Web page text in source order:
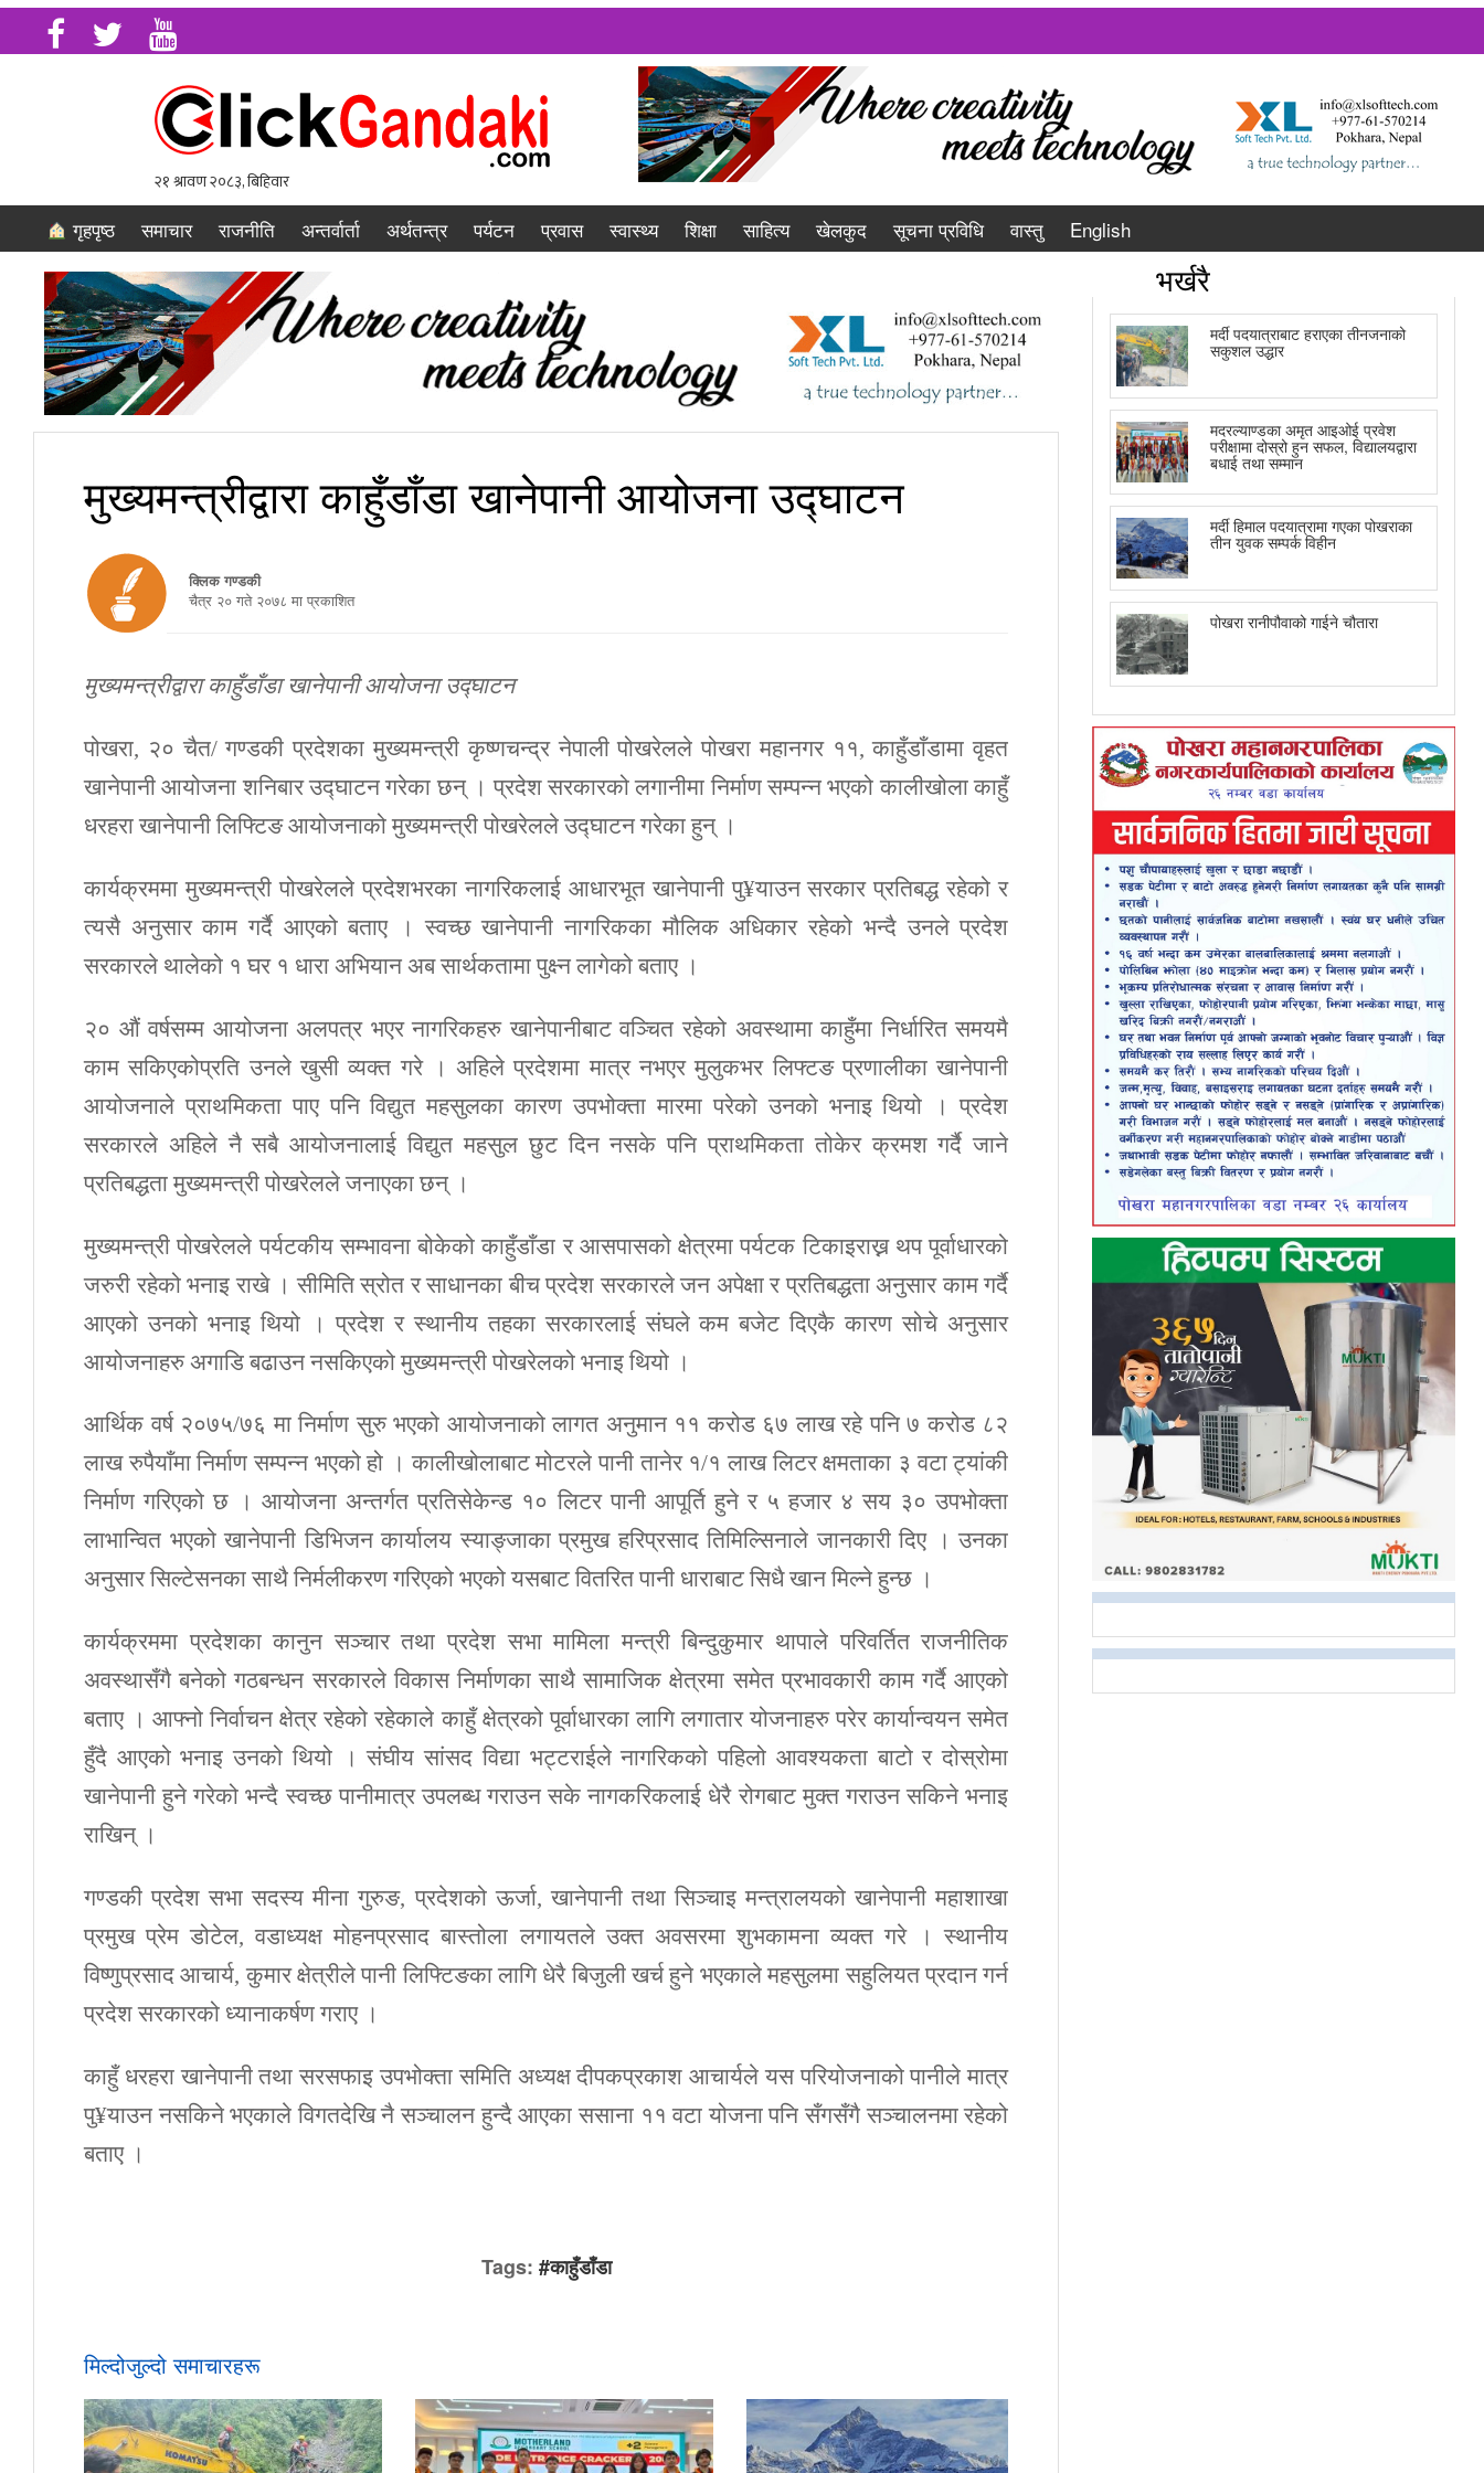
गृहपृष्ठ समाचार राजनीति अन्तर्वार्ता अर्थतन्त्र पर्यटन प्रवास स्वास्थ्य शिक्षा साहित्य खेलकुद सूचना प्रविधि वास्तु English
मुख्यमन्त्रीद्वारा काहुँडाँडा खानेपानी आयोजना उद्घाटन
क्लिक गण्डकी
चैत्र २० गते २०७८ मा प्रकाशित
मुख्यमन्त्रीद्वारा काहुँडाँडा खानेपानी आयोजना उद्घाटन
पोखरा, २० चैत/ गण्डकी प्रदेशका मुख्यमन्त्री कृष्णचन्द्र नेपाली पोखरेलले पोखरा महानगर ११, काहुँडाँडामा वृहत
खानेपानी आयोजना शनिबार उद्घाटन गरेका छन् । प्रदेश सरकारको लगानीमा निर्माण सम्पन्न भएको कालीखोला काहुँ
धरहरा खानेपानी लिफ्टिङ आयोजनाको मुख्यमन्त्री पोखरेलले उद्घाटन गरेका हुन् ।
कार्यक्रममा मुख्यमन्त्री पोखरेलले प्रदेशभरका नागरिकलाई आधारभूत खानेपानी पु¥याउन सरकार प्रतिबद्ध रहेको र
त्यसै अनुसार काम गर्दै आएको बताए । स्वच्छ खानेपानी नागरिकका मौलिक अधिकार रहेको भन्दै उनले प्रदेश
सरकारले थालेको १ घर १ धारा अभियान अब सार्थकतामा पुक्ष्न लागेको बताए ।
२० औं वर्षसम्म आयोजना अलपत्र भएर नागरिकहरु खानेपानीबाट वञ्चित रहेको अवस्थामा काहुँमा निर्धारित समयमै
काम सकिएकोप्रति उनले खुसी व्यक्त गरे । अहिले प्रदेशमा मात्र नभएर मुलुकभर लिफ्टङ प्रणालीका खानेपानी
आयोजनाले प्राथमिकता पाए पनि विद्युत महसुलका कारण उपभोक्ता मारमा परेको उनको भनाइ थियो । प्रदेश
सरकारले अहिले नै सबै आयोजनालाई विद्युत महसुल छुट दिन नसके पनि प्राथमिकता तोकेर क्रमश गर्दै जाने
प्रतिबद्धता मुख्यमन्त्री पोखरेलले जनाएका छन् ।
मुख्यमन्त्री पोखरेलले पर्यटकीय सम्भावना बोकेको काहुँडाँडा र आसपासको क्षेत्रमा पर्यटक टिकाइराख्न थप पूर्वाधारको
जरुरी रहेको भनाइ राखे । सीमिति स्रोत र साधानका बीच प्रदेश सरकारले जन अपेक्षा र प्रतिबद्धता अनुसार काम गर्दै
आएको उनको भनाइ थियो । प्रदेश र स्थानीय तहका सरकारलाई संघले कम बजेट दिएकै कारण सोचे अनुसार
आयोजनाहरु अगाडि बढाउन नसकिएको मुख्यमन्त्री पोखरेलको भनाइ थियो ।
आर्थिक वर्ष २०७५/७६ मा निर्माण सुरु भएको आयोजनाको लागत अनुमान ११ करोड ६७ लाख रहे पनि ७ करोड ८२
लाख रुपैयाँमा निर्माण सम्पन्न भएको हो । कालीखोलाबाट मोटरले पानी तानेर १/१ लाख लिटर क्षमताका ३ वटा ट्यांकी
निर्माण गरिएको छ । आयोजना अन्तर्गत प्रतिसेकेन्ड १० लिटर पानी आपूर्ति हुने र ५ हजार ४ सय ३० उपभोक्ता
लाभान्वित भएको खानेपानी डिभिजन कार्यालय स्याङ्जाका प्रमुख हरिप्रसाद तिमिल्सिनाले जानकारी दिए । उनका
अनुसार सिल्टेसनका साथै निर्मलीकरण गरिएको भएको यसबाट वितरित पानी धाराबाट सिधै खान मिल्ने हुन्छ ।
कार्यक्रममा प्रदेशका कानुन सञ्चार तथा प्रदेश सभा मामिला मन्त्री बिन्दुकुमार थापाले परिवर्तित राजनीतिक
अवस्थासँगै बनेको गठबन्धन सरकारले विकास निर्माणका साथै सामाजिक क्षेत्रमा समेत प्रभावकारी काम गर्दै आएको
बताए । आफ्नो निर्वाचन क्षेत्र रहेको रहेकाले काहुँ क्षेत्रको पूर्वाधारका लागि लगातार योजनाहरु परेर कार्यान्वयन समेत
हुँदै आएको भनाइ उनको थियो । संघीय सांसद विद्या भट्टराईले नागरिकको पहिलो आवश्यकता बाटो र दोस्रोमा
खानेपानी हुने गरेको भन्दै स्वच्छ पानीमात्र उपलब्ध गराउन सके नागकरिकलाई धेरै रोगबाट मुक्त गराउन सकिने भनाइ
राखिन् ।
गण्डकी प्रदेश सभा सदस्य मीना गुरुङ, प्रदेशको ऊर्जा, खानेपानी तथा सिञ्चाइ मन्त्रालयको खानेपानी महाशाखा
प्रमुख प्रेम डोटेल, वडाध्यक्ष मोहनप्रसाद बास्तोला लगायतले उक्त अवसरमा शुभकामना व्यक्त गरे । स्थानीय
विष्णुप्रसाद आचार्य, कुमार क्षेत्रीले पानी लिफ्टिङका लागि धेरै बिजुली खर्च हुने भएकाले महसुलमा सहुलियत प्रदान गर्न
प्रदेश सरकारको ध्यानाकर्षण गराए ।
काहुँ धरहरा खानेपानी तथा सरसफाइ उपभोक्ता समिति अध्यक्ष दीपकप्रकाश आचार्यले यस परियोजनाको पानीले मात्र
पु¥याउन नसकिने भएकाले विगतदेखि नै सञ्चालन हुन्दै आएका ससाना ११ वटा योजना पनि सँगसँगै सञ्चालनमा रहेको
बताए ।
Tags: #काहुँडाँडा
मिल्दोजुल्दो समाचारहरू
भर्खरै
मर्दी पदयात्राबाट हराएका तीनजनाको
सकुशल उद्धार
मदरल्याण्डका अमृत आइओई प्रवेश
परीक्षामा दोस्रो हुन सफल, विद्यालयद्वारा
बधाई तथा सम्मान
मर्दी हिमाल पदयात्रामा गएका पोखराका
तीन युवक सम्पर्क विहीन
पोखरा रानीपौवाको गाईने चौतारा